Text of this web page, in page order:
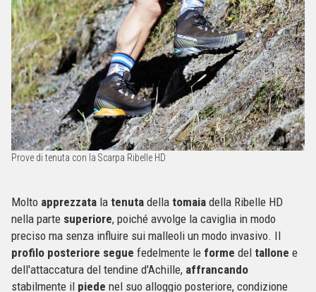
Prove di tenuta con la Scarpa Ribelle HD
Molto apprezzata la tenuta della tomaia della Ribelle HD
nella parte superiore, poiché avvolge la caviglia in modo
preciso ma senza influire sui malleoli un modo invasivo. Il
profilo posteriore segue fedelmente le forme del tallone e
dell'attaccatura del tendine d'Achille, affrancando
stabilmente il piede nel suo alloggio posteriore, condizione